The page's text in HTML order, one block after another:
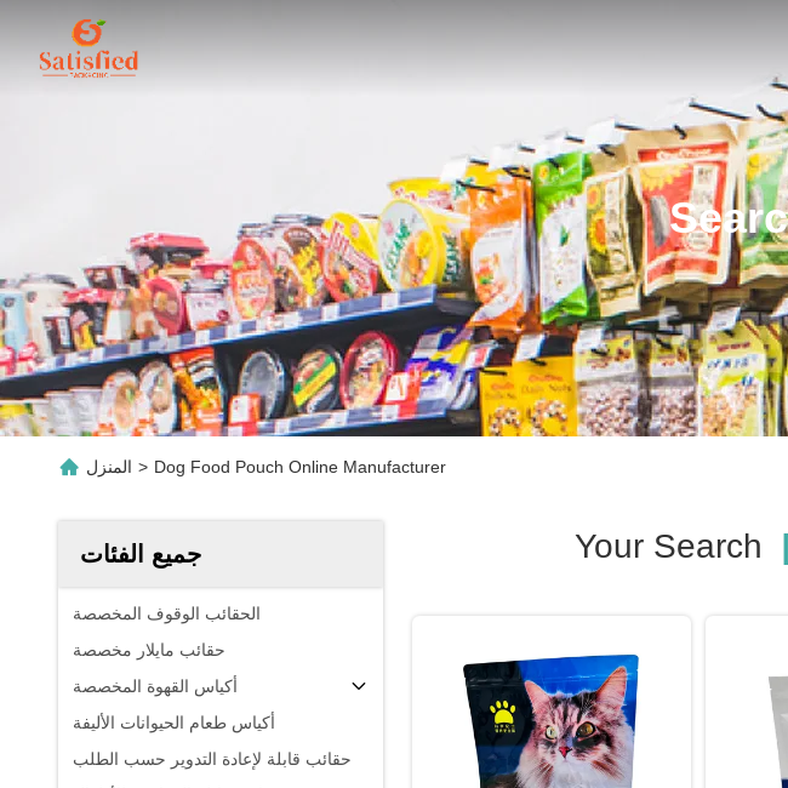
المنزل > Dog Food Pouch Online Manufacturer
جميع الفئات
الحقائب الوقوف المخصصة
حقائب مايلار مخصصة
أكياس القهوة المخصصة
أكياس طعام الحيوانات الأليفة
حقائب قابلة لإعادة التدوير حسب الطلب
Your Search